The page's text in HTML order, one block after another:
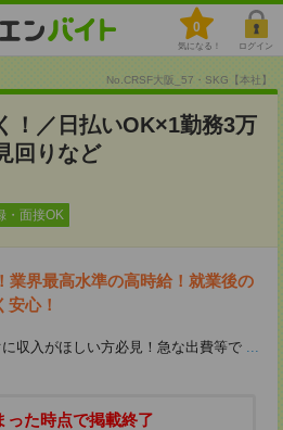
0
気になる！ ログイン
No.CRSF大阪_57・SKG【本社】
！／日払いOK×1勤務3万
回りなど
・面接OK
業界最高水準の高時給！就業後の
安心！
収入がほしい方必見！急な出費等で ...
った時点で掲載終了